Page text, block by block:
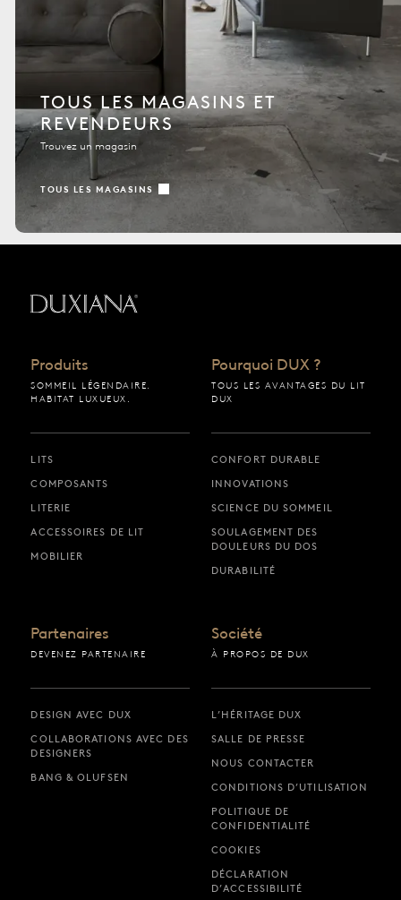
TOUS LES MAGASINS ET
REVENDEURS
Trouvez un magasin
TOUS LES MAGASINS
Produits
SOMMEIL LÉGENDAIRE.
HABITAT LUXUEUX.
LITS
COMPOSANTS
LITERIE
ACCESSOIRES DE LIT
MOBILIER
Pourquoi DUX ?
TOUS LES AVANTAGES DU LIT
DUX
CONFORT DURABLE
INNOVATIONS
SCIENCE DU SOMMEIL
SOULAGEMENT DES
DOULEURS DU DOS
DURABILITÉ
Partenaires
DEVENEZ PARTENAIRE
DESIGN AVEC DUX
COLLABORATIONS AVEC DES
DESIGNERS
BANG & OLUFSEN
Société
À PROPOS DE DUX
L’HÉRITAGE DUX
SALLE DE PRESSE
NOUS CONTACTER
CONDITIONS D’UTILISATION
POLITIQUE DE
CONFIDENTIALITÉ
COOKIES
DÉCLARATION
D’ACCESSIBILITÉ